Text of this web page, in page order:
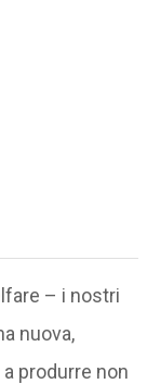
– i nostri
nuova,
produrre non